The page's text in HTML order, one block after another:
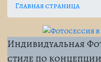
Главная страница
Индивидуальная
стиле по